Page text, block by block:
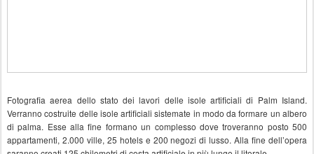
Fotografia aerea dello stato dei lavori delle isole artificiali di Palm Island.
Verranno costruite delle isole artificiali sistemate in modo da formare un albero
di palma. Esse alla fine formano un complesso dove troveranno posto 500
appartamenti, 2.000 ville, 25 hotels e 200 negozi di lusso. Alla fine dell’opera